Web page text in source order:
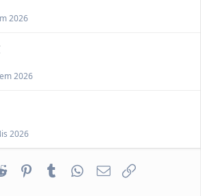
2026
2026
2026
Reddit PinterestTumblr WhatsApp
E-posta